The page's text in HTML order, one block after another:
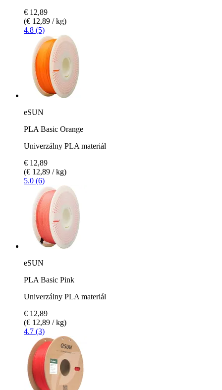
€ 12,89
(€ 12,89 / kg)
4.8 (5)
eSUN
PLA Basic Orange
Univerzálny PLA materiál
€ 12,89
(€ 12,89 / kg)
5.0 (6)
eSUN
PLA Basic Pink
Univerzálny PLA materiál
€ 12,89
(€ 12,89 / kg)
4.7 (3)